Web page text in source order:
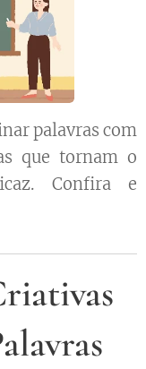
palavras com
que tornam o
Confira e